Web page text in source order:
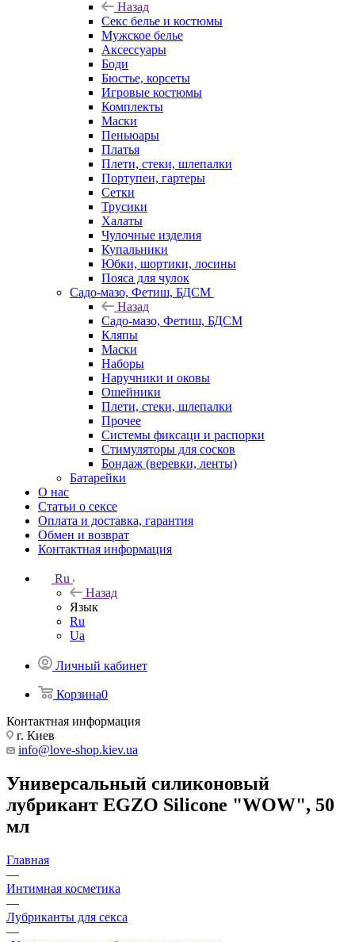
Назад
Секс белье и костюмы
Мужское белье
Аксессуары
Боди
Бюстье, корсеты
Игровые костюмы
Комплекты
Маски
Пеньюары
Платья
Плети, стеки, шлепалки
Портупеи, гартеры
Сетки
Трусики
Халаты
Чулочные изделия
Купальники
Юбки, шортики, лосины
Пояса для чулок
Садо-мазо, Фетиш, БДСМ
Назад
Садо-мазо, Фетиш, БДСМ
Кляпы
Маски
Наборы
Наручники и оковы
Ошейники
Плети, стеки, шлепалки
Прочее
Системы фиксаци и распорки
Стимуляторы для сосков
Бондаж (веревки, ленты)
Батарейки
О нас
Статьи о сексе
Оплата и доставка, гарантия
Обмен и возврат
Контактная информация
Ru
Назад
Язык
Ru
Ua
Личный кабинет
Корзина0
Контактная информация
г. Киев
info@love-shop.kiev.ua
Универсальный силиконовый
лубрикант EGZO Silicone "WOW", 50
мл
Главная
—
Интимная косметика
—
Лубриканты для секса
—